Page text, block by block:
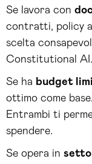
Se lavora con
contratti, policy
scelta
Constitutional AI.
Se ha budget
ottimo come
Entrambi ti
spendere.
Se opera in